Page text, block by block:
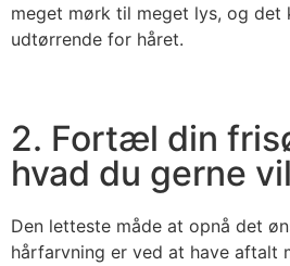
meget mørk til meget lys, og
udtørrende for håret.
2. Fortæl din
hvad du gerne
Den letteste måde at opnå det
hårfarvning er ved at have aftalt